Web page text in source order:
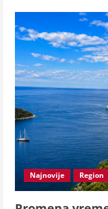
Najnovije Region